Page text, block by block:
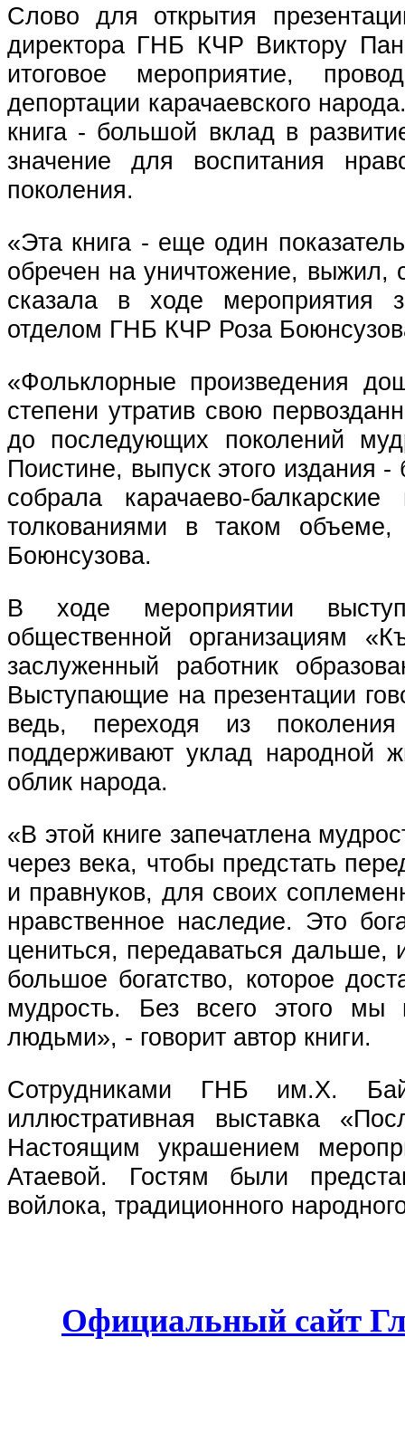
Слово для открытия
директора ГНБ КЧР Виктору
итоговое мероприятие,
депортации карачаевского
книга - большой вклад в
значение для воспитания
поколения.
«Эта книга - еще один
обречен на уничтожение, выжил,
сказала в ходе мероприятия
отделом ГНБ КЧР Роза
«Фольклорные произведения
степени утратив свою
до последующих поколений
Поистине, выпуск этого издания
собрала карачаево-
толкованиями в таком
Боюнсузова.
В ходе мероприятии
общественной организациям
заслуженный работник
Выступающие на презентации
ведь, переходя из
поддерживают уклад народной
облик народа.
«В этой книге запечатлена
через века, чтобы предстать
и правнуков, для своих
нравственное наследие. Это
цениться, передаваться дальше,
большое богатство, которое
мудрость. Без всего этого
людьми», - говорит автор книги.
Сотрудниками ГНБ им.Х.
иллюстративная выставка
Настоящим украшением
Атаевой. Гостям были
войлока, традиционного
Официальный сайт